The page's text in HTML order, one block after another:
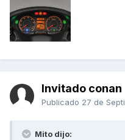
Invitado conan
Publicado 27 de
Mito dijo: